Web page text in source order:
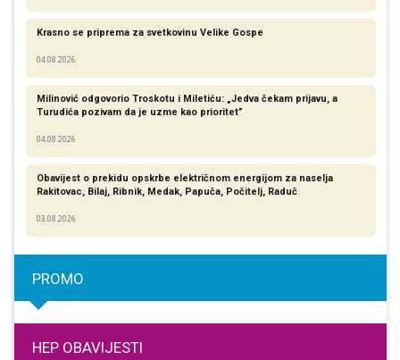
Krasno se priprema za svetkovinu Velike Gospe
04.08.2026
Milinović odgovorio Troskotu i Miletiću: „Jedva čekam prijavu, a
Turudića pozivam da je uzme kao prioritet”
04.08.2026
Obavijest o prekidu opskrbe električnom energijom za naselja
Rakitovac, Bilaj, Ribnik, Medak, Papuča, Počitelj, Raduč
03.08.2026
PROMO
HEP OBAVIJESTI